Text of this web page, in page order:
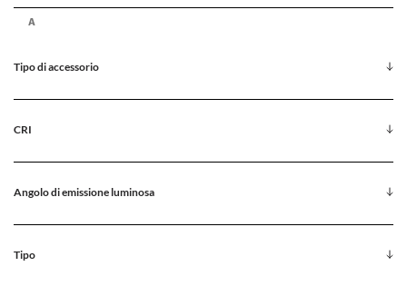
Tipo di accessorio
CRI
Angolo di emissione luminosa
Tipo